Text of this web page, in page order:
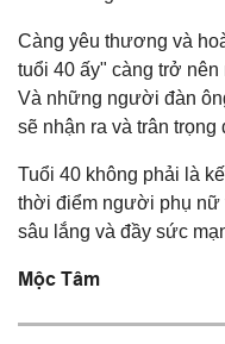
Càng yêu thương và
tuổi 40 ấy" càng trở
Và những người đàn
sẽ nhận ra và trân trọng
Tuổi 40 không phải là
thời điểm người phụ nữ
sâu lắng và đầy sức
Mộc Tâm